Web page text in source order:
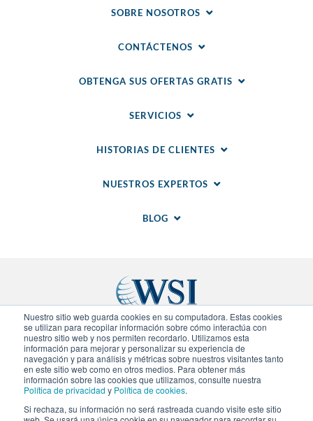
Nuestro sitio web guarda cookies en su computadora. Estas cookies
se utilizan para recopilar información sobre cómo interactúa con
nuestro sitio web y nos permiten recordarlo. Utilizamos esta
información para mejorar y personalizar su experiencia de
navegación y para análisis y métricas sobre nuestros visitantes tanto
en este sitio web como en otros medios. Para obtener más
información sobre las cookies que utilizamos, consulte nuestra
Política de privacidad y Política de cookies.
Si rechaza, su información no será rastreada cuando visite este sitio
SOBRE NOSOTROS
CONTÁCTENOS
OBTENGA SUS OFERTAS GRATIS
SERVICIOS
HISTORIAS DE CLIENTES
NUESTROS EXPERTOS
BLOG
© 2020-2026WSI. Todos los derechos reservados.
WSI ICE y WSI IM son marcas registradas.
Declaracion de Privacidad
agencia de WSI es independiente en propiedad y
Sitios Regionales